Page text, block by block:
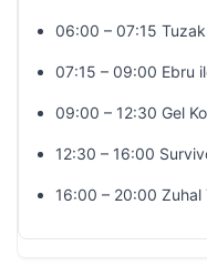
06:00 – 07:15 Tuzak
07:15 – 09:00 Ebru
09:00 – 12:30 Gel
12:30 – 16:00
16:00 – 20:00 Zuhal